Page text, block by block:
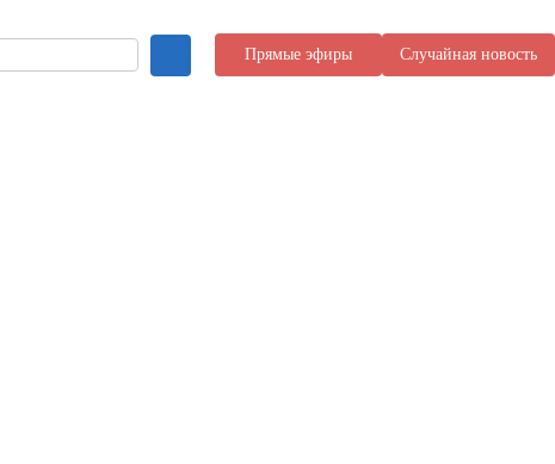
Прямые эфиры Случайная новость